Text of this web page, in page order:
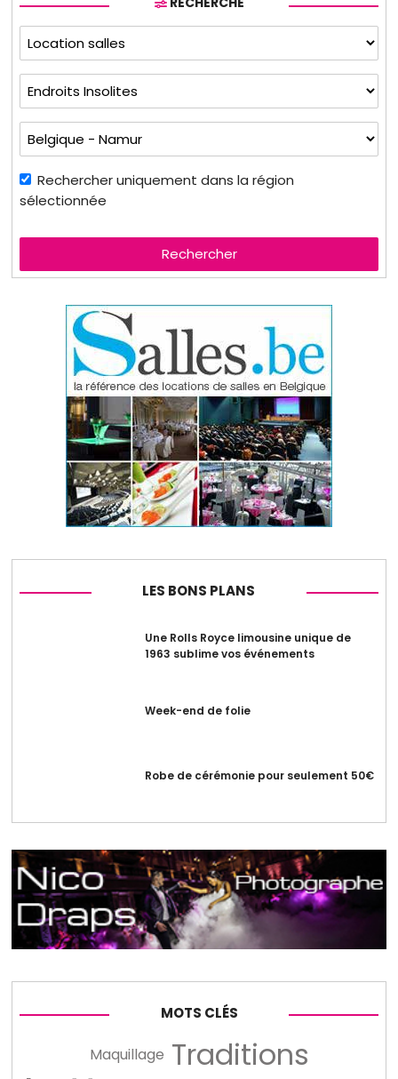
Rechercher uniquement dans la région
sélectionnée
Rechercher
LES BONS PLANS
Une Rolls Royce limousine unique de
1963 sublime vos événements
Week-end de folie
Robe de cérémonie pour seulement 50€
MOTS CLÉS
Maquillage Traditions